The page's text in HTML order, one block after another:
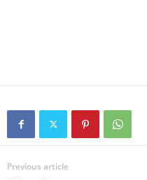
Previous article